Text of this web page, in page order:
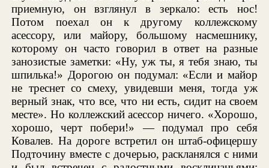
приемную, он взглянул в зеркало: есть нос!
Потом поехал он к другому коллежскому
асессору, или майору, большому насмешнику,
которому он часто говорил в ответ на разные
занозистые заметки: «Ну, уж ты, я тебя знаю, ты
шпилька!» Дорогою он подумал: «Если и майор
не треснет со смеху, увидевши меня, тогда уж
верный знак, что все, что ни есть, сидит на своем
месте». Но коллежский асессор ничего. «Хорошо,
хорошо, черт побери!» — подумал про себя
Ковалев. На дороге встретил он штаб-офицершу
Подточину вместе с дочерью, раскланялся с ними